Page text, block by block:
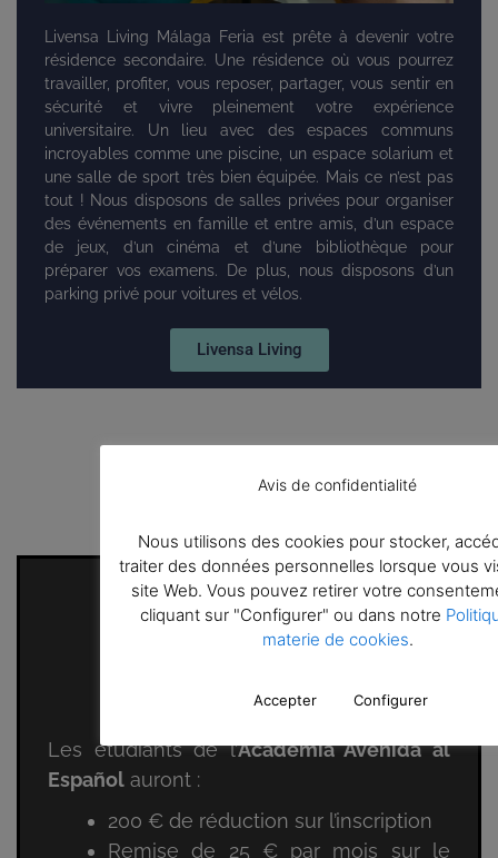
Livensa Living Málaga Feria est prête à devenir votre
résidence secondaire. Une résidence où vous pourrez
travailler, profiter, vous reposer, partager, vous sentir en
sécurité et vivre pleinement votre expérience
universitaire. Un lieu avec des espaces communs
incroyables comme une piscine, un espace solarium et
une salle de sport très bien équipée. Mais ce n’est pas
tout ! Nous disposons de salles privées pour organiser
des événements en famille et entre amis, d’un espace
de jeux, d’un cinéma et d’une bibliothèque pour
préparer vos examens. De plus, nous disposons d’un
parking privé pour voitures et vélos.
Livensa Living
Les étudiants de l’Academia Avenida al
Español auront :
200 € de réduction sur l’inscription
Remise de 25 € par mois sur le
Avis de confidentialité
Nous utilisons des cookies pour stocker,
traiter des données personnelles lorsque vous
site Web. Vous pouvez retirer votre
cliquant sur "Configurer" ou dans notre
materie de cookies.
Accepter Configurer